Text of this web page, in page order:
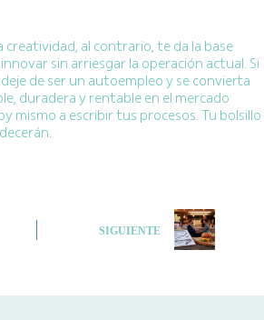
creatividad, al contrario, te da la base
sin arriesgar la operación actual. Si
de ser un autoempleo y se convierta
duradera y rentable en el mercado
mismo a escribir tus procesos. Tu bolsillo
SIGUIENTE